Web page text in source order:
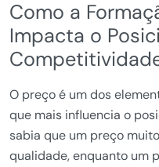
Como a
Impacta o
O preço é um dos
que mais influencia o
sabia que um preço
qualidade, enquanto um